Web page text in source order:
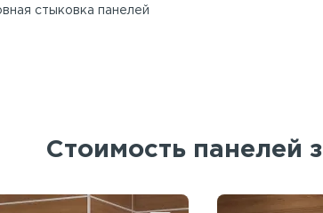
стыковка панелей
Стоимость панелей